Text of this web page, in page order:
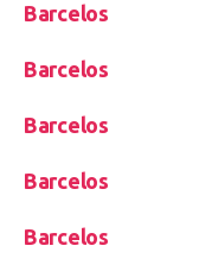
Barcelos
Barcelos
Barcelos
Barcelos
Barcelos